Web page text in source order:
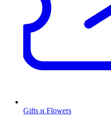
Gifts и Flowers